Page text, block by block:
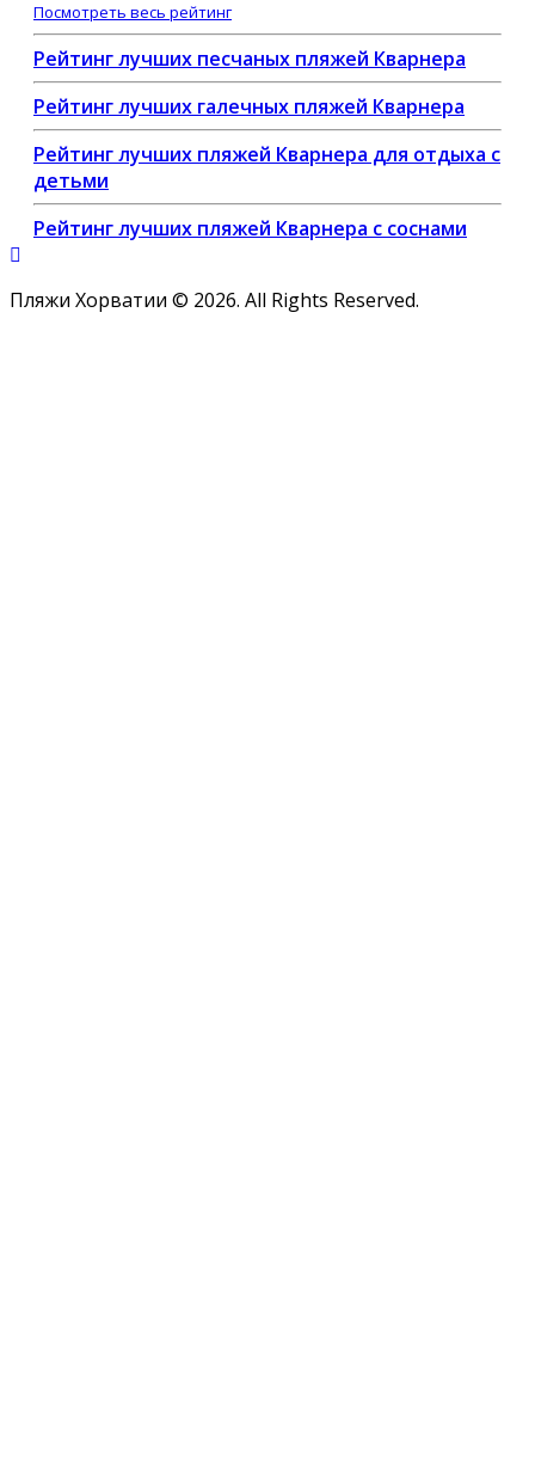
Посмотреть весь рейтинг
Рейтинг лучших песчаных пляжей Кварнера
Рейтинг лучших галечных пляжей Кварнера
Рейтинг лучших пляжей Кварнера для отдыха с
детьми
Рейтинг лучших пляжей Кварнера с соснами
Пляжи Хорватии © 2026. All Rights Reserved.